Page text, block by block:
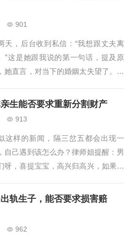
婚，婚后数年未生育子女。2021年1
...
901
天，后台收到私信：“我想跟丈夫离
”这是她跟我说的第一句话，提及原
她直言，对当下的婚姻太失望了。她
分时间都是躺在沙发上玩手机。家里
事......有时跟丈夫抱怨几句，他还会
...
生能否要求重新分割财产
913
这样的新闻，隔三岔五都会出现一
自己遇到该怎么办？律师姐提醒：男
呀，喜提宝宝，高兴归高兴，如果自
对大家都好。真实判例，当然自己别
到这样的问题该怎么解决?基本事
轨生子，能否要求损害赔
962